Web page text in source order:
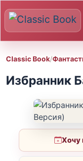
Classic Book/
Избранник
Хочу